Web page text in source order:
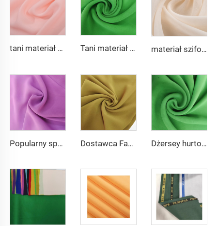
tani materiał szifonowy Georgette 75D 100% poliester 2800 skręceń Materiał szifonowy Perłowy do sukni Tani materiał szifonowy Georgette 75D 100% poliester 2800 skręceń Materiał szifonowy Perłowy do sukni materiał szifonowy Georgette 75D 2800 skręceń 100% poliesterowy materiał szifonowy Perłowy do sukni
Popularny sprzedażowy materiał z poliestru czysty szifon na sukienkę i abaję Dostawca Fabryczny Babydol Czysta Tkanina Szifonowa Poliesterowa na sukienkę i koszulę Dżersey hurtowe Babydol Czysta Tkanina Szifonowa 75D 100gsm na sukienkę